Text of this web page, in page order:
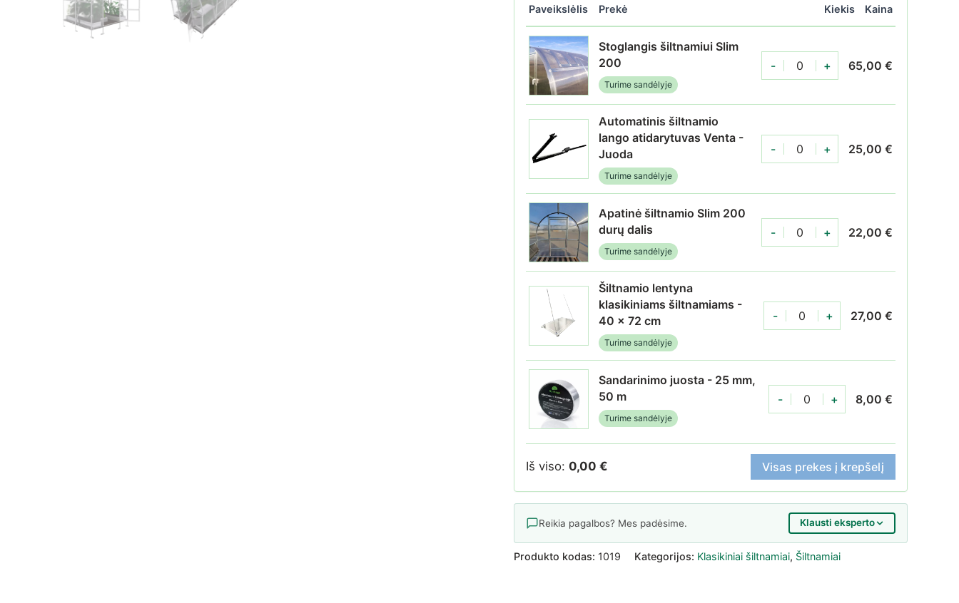
Paveikslėlis Prekė Kiekis Kaina
Stoglangis šiltnamiui Slim
200
Turime sandėlyje
-
Stoglangis šiltnamiui Slim 200
+ 65,00 €
Automatinis šiltnamio
lango atidarytuvas Venta -
Juoda
Turime sandėlyje
-
Automatinis šiltnamio lango atidarytuvas
+ 25,00 €
Apatinė šiltnamio Slim 200
durų dalis
Turime sandėlyje
-
Apatinė šiltnamio Slim 200 durų dalis
+ 22,00 €
Šiltnamio lentyna
klasikiniams šiltnamiams -
40 x 72 cm
Turime sandėlyje
-
Šiltnamio lentyna klasikiniams
+ 27,00 €
Sandarinimo juosta - 25 mm,
50 m
Turime sandėlyje
-
Polikarbonato sandarinimo juosta,
+ 8,00 €
Iš viso: 0,00 € Visas prekes į krepšelį
Reikia pagalbos? Mes padėsime. Klausti eksperto
Produkto kodas: 1019 Kategorijos: Klasikiniai šiltnamiai, Šiltnamiai